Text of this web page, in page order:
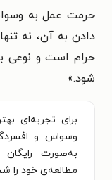
حرمت عمل به
دادن به آن، نه
حرام است و نوعی
شود.»
برای تجربه‌ای
وسواس و
به‌صورت
مطالعه‌ی خود را